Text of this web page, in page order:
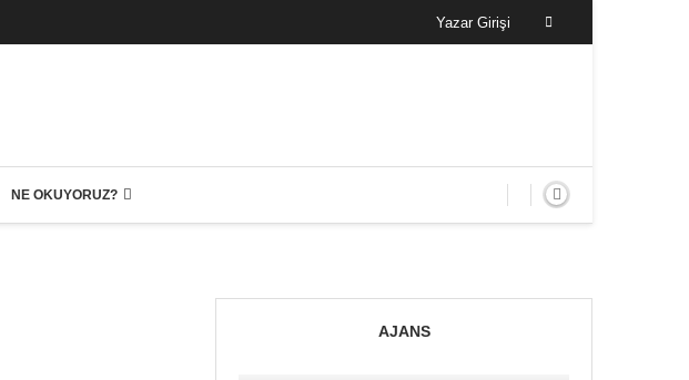
Yazar Girişi
NE OKUYORUZ?
AJANS